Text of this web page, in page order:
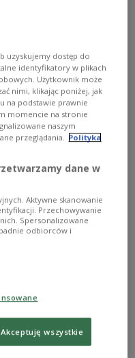
direction and a
Pashinyan. Primeminister.kz,
party secured
Commission on
uzyskujemy dostęp do
identyfikatory w plikach
Użytkownik może
nimi, klikając poniżej, jak
na podstawie prawnie
momencie na stronie
naszym
przeglądania. Polityka
dane w
Aktywne skanowanie
Przechowywanie
Spersonalizowane
odbiorców i
Akceptuję wszystkie